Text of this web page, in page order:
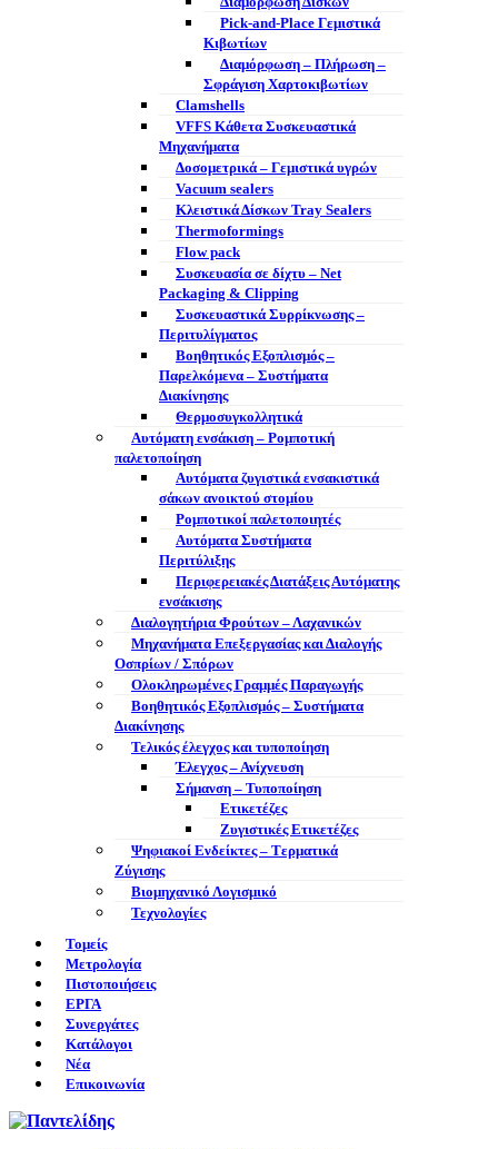
Pick-and-Place Γεμιστικά
Κιβωτίων
Διαμόρφωση – Πλήρωση –
Σφράγιση Χαρτοκιβωτίων
Clamshells
VFFS Κάθετα Συσκευαστικά
Μηχανήματα
Δοσομετρικά – Γεμιστικά υγρών
Vacuum sealers
Κλειστικά Δίσκων Tray Sealers
Thermoformings
Flow pack
Συσκευασία σε δίχτυ – Net
Packaging & Clipping
Συσκευαστικά Συρρίκνωσης –
Περιτυλίγματος
Βοηθητικός Εξοπλισμός –
Παρελκόμενα – Συστήματα
Διακίνησης
Θερμοσυγκολλητικά
Αυτόματη ενσάκιση – Ρομποτική
παλετοποίηση
Αυτόματα ζυγιστικά ενσακιστικά
σάκων ανοικτού στομίου
Ρομποτικοί παλετοποιητές
Αυτόματα Συστήματα
Περιτύλιξης
Περιφερειακές Διατάξεις Αυτόματης
ενσάκισης
Διαλογητήρια Φρούτων – Λαχανικών
Μηχανήματα Επεξεργασίας και Διαλογής
Οσπρίων / Σπόρων
Ολοκληρωμένες Γραμμές Παραγωγής
Βοηθητικός Εξοπλισμός – Συστήματα
Διακίνησης
Τελικός έλεγχος και τυποποίηση
Έλεγχος – Ανίχνευση
Σήμανση – Τυποποίηση
Ετικετέζες
Ζυγιστικές Ετικετέζες
Ψηφιακοί Ενδείκτες – Tερματικά
Ζύγισης
Βιομηχανικό Λογισμικό
Τεχνολογίες
Τομείς
Μετρολογία
Πιστοποιήσεις
ΕΡΓΑ
Συνεργάτες
Κατάλογοι
Νέα
Επικοινωνία